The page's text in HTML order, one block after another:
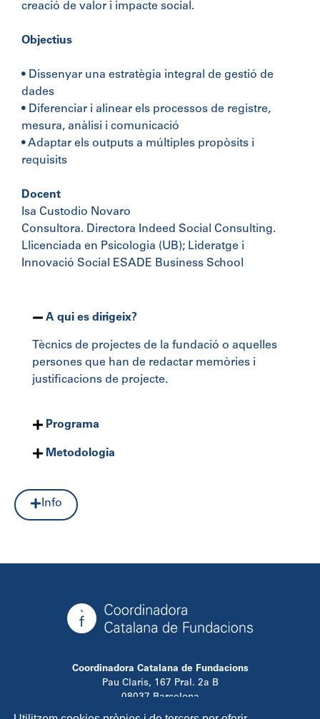
creació de valor i impacte social.
Objectius
• Dissenyar una estratègia integral de gestió de
dades
• Diferenciar i alinear els processos de registre,
mesura, anàlisi i comunicació
• Adaptar els outputs a múltiples propòsits i
requisits
Docent
Isa Custodio Novaro
Consultora. Directora Indeed Social Consulting.
Llicenciada en Psicologia (UB); Lideratge i
Innovació Social ESADE Business School
A qui es dirigeix?
Tècnics de projectes de la fundació o aquelles
persones que han de redactar memòries i
justificacions de projecte.
Programa
Metodologia
Info
Coordinadora Catalana de Fundacions
Pau Claris, 167 Pral. 2a B
08037 Barcelona